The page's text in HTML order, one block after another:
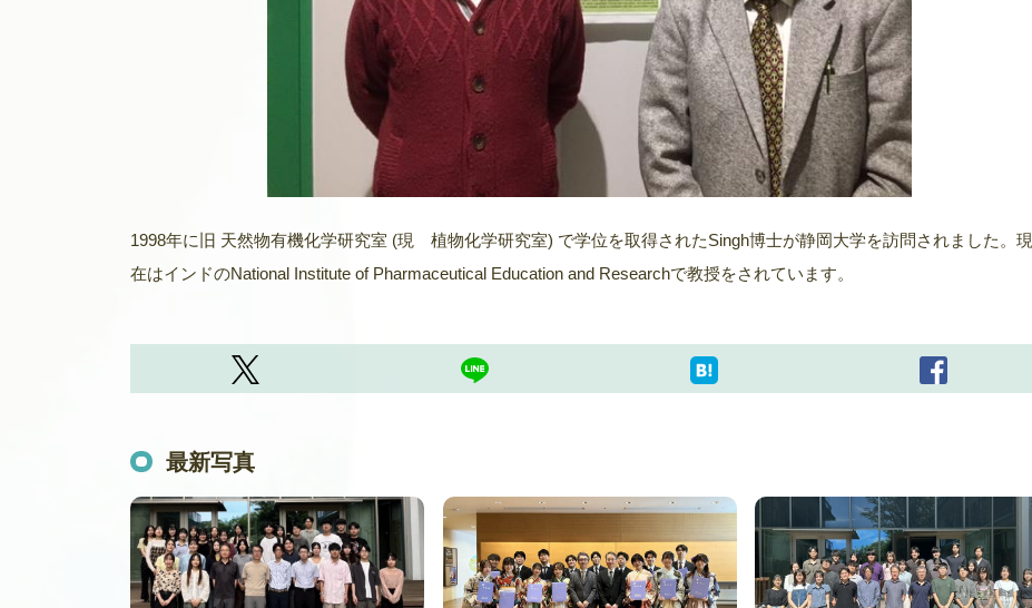
1998年に旧 天然物有機化学研究室 (現 植物化学研究室) で学位を取得されたSingh博士が静岡大学を訪問されました。現
在はインドのNational Institute of Pharmaceutical Education and Researchで教授をされています。
最新写真